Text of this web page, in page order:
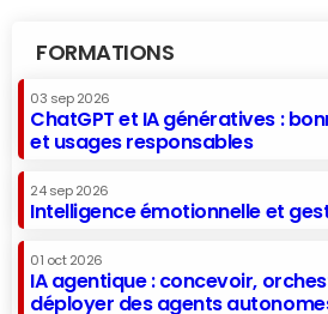
FORMATIONS
03 sep 2026
ChatGPT et IA génératives :
et usages responsables
24 sep 2026
Intelligence émotionnelle et
01 oct 2026
IA agentique : concevoir,
déployer des agents